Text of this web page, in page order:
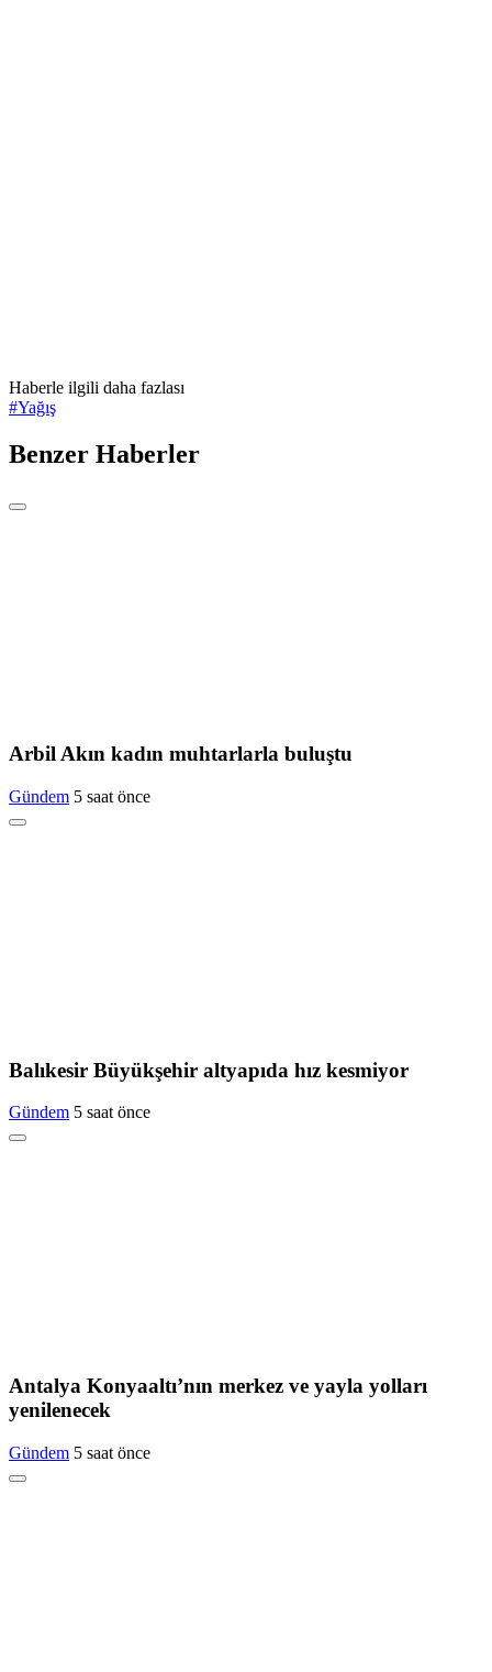
Haberle ilgili daha fazlası
#Yağış
Benzer Haberler
Arbil Akın kadın muhtarlarla buluştu
Gündem 5 saat önce
Balıkesir Büyükşehir altyapıda hız kesmiyor
Gündem 5 saat önce
Antalya Konyaaltı’nın merkez ve yayla yolları
yenilenecek
Gündem 5 saat önce